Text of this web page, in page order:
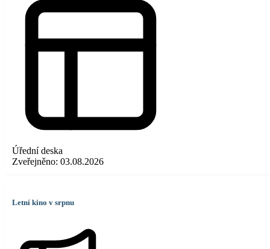
Úřední deska
Zveřejněno: 03.08.2026
Letní kino v srpnu